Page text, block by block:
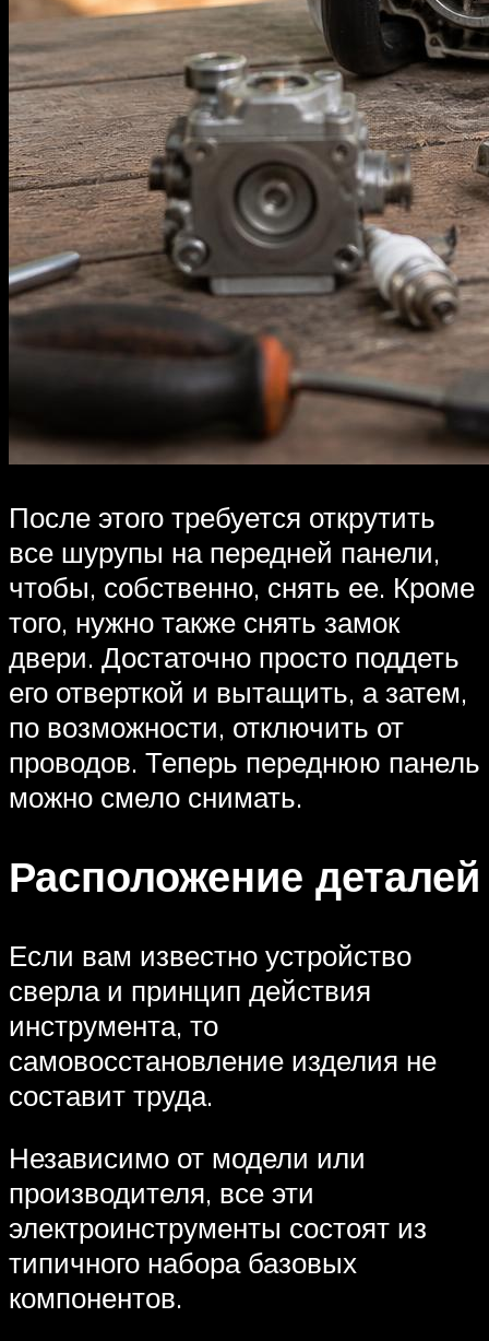
После этого требуется открутить
все шурупы на передней панели,
чтобы, собственно, снять ее. Кроме
того, нужно также снять замок
двери. Достаточно просто поддеть
его отверткой и вытащить, а затем,
по возможности, отключить от
проводов. Теперь переднюю панель
можно смело снимать.
Расположение деталей
Если вам известно устройство
сверла и принцип действия
инструмента, то
самовосстановление изделия не
составит труда.
Независимо от модели или
производителя, все эти
электроинструменты состоят из
типичного набора базовых
компонентов.